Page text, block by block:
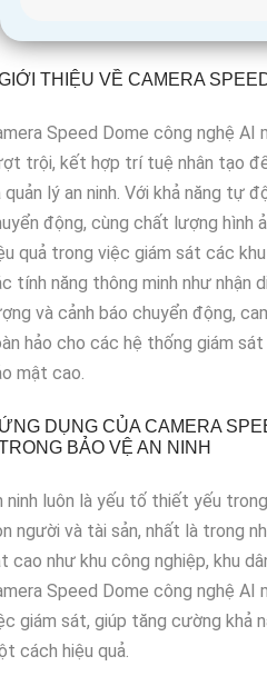
THIỆU VỀ CAMERA
Speed Dome công nghệ AI
trội, kết hợp trí tuệ nhân tạo
quản lý an ninh. Với khả năng tự
động, cùng chất lượng hình
quả trong việc giám sát các
tính năng thông minh như nhận
và cảnh báo chuyển động,
hảo cho các hệ thống giám
mật cao.
DỤNG CỦA CAMERA
BẢO VỆ AN NINH
ninh luôn là yếu tố thiết yếu
người và tài sản, nhất là trong
cao như khu công nghiệp, khu
Speed Dome công nghệ AI
giám sát, giúp tăng cường khả
cách hiệu quả.